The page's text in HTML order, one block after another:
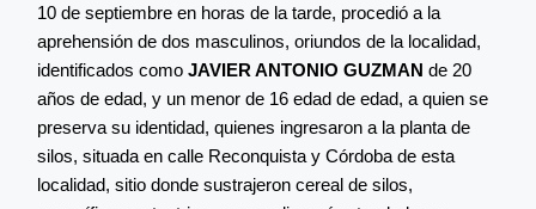
10 de septiembre en horas de la tarde, procedió a la
aprehensión de dos masculinos, oriundos de la localidad,
identificados como JAVIER ANTONIO GUZMAN de 20
años de edad, y un menor de 16 edad de edad, a quien se
preserva su identidad, quienes ingresaron a la planta de
silos, situada en calle Reconquista y Córdoba de esta
localidad, sitio donde sustrajeron cereal de silos,